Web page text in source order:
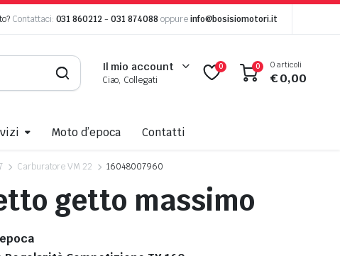
Contattaci: 031 860212-031 874088oppure info@bosisiomotori.it
Il mio account
Ciao, Collegati
0 0 0 articoli
€0,00
Moto d’epoca Contatti
Carburatore VM 22 16048007960
getto massimo